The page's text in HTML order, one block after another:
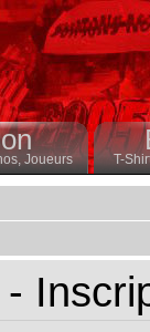
Joueurs T-